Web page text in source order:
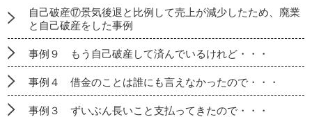
自己破産⑰景気後退と比例して売上が減少したため、廃業
と自己破産をした事例
事例９ もう自己破産して済んでいるけれど・・・
事例４ 借金のことは誰にも言えなかったので・・・
事例３ ずいぶん長いこと支払ってきたので・・・